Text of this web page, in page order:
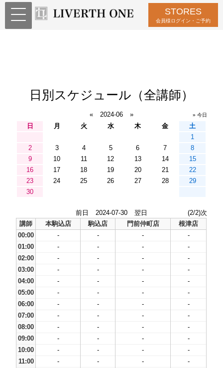
STORES
会員様ログイン・ご予約
日別スケジュール（全講師）
« 2024-06 » » 今日
日 月 火 水 木 金
土
1
2
3 4 5 6 7
8
9
10 11 12 13 14
15
16
17 18 19 20 21
22
23
24 25 26 27 28
29
30
前日 2024-07-30 翌日
(2/2)次
講師
本駒込店 駒込店 門前仲町店
根津店
00:00
- - -
-
01:00
- - -
-
02:00
- - -
-
03:00
- - -
-
04:00
- - -
-
05:00
- - -
-
06:00
- - -
-
07:00
- - -
-
08:00
- - -
-
09:00
- - -
-
10:00
- - -
-
11:00
- - -
-